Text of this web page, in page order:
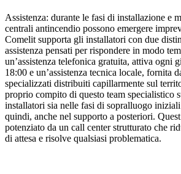
Assistenza: durante le fasi di installazione e
centrali antincendio possono emergere
Comelit supporta gli installatori con due
assistenza pensati per rispondere in modo
un’assistenza telefonica gratuita, attiva ogni
18:00 e un’assistenza tecnica locale, fornita
specializzati distribuiti capillarmente sul
proprio compito di questo team specialistico
installatori sia nelle fasi di sopralluogo
quindi, anche nel supporto a posteriori.
potenziato da un call center strutturato che
di attesa e risolve qualsiasi problematica.